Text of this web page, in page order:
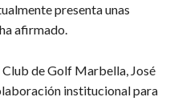
presenta unas
afirmado.
de Golf Marbella, José
institucional para